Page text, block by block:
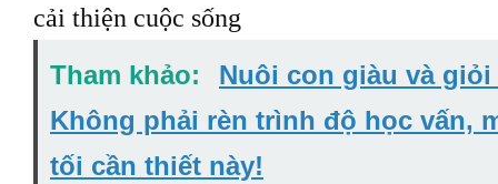
cải thiện cuộc sống
Tham khảo:
Nuôi con giàu và
Không phải rèn trình độ học vấn,
tối cần thiết này!